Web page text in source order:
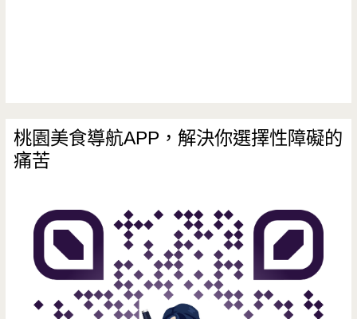
路
行
百
貨/
皮
爾
桃園美食導航APP，解決你選擇性障礙的
痛苦